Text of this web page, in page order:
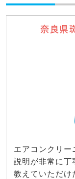
奈良
エアコンクリー
説明が非常に丁
教えていただけ